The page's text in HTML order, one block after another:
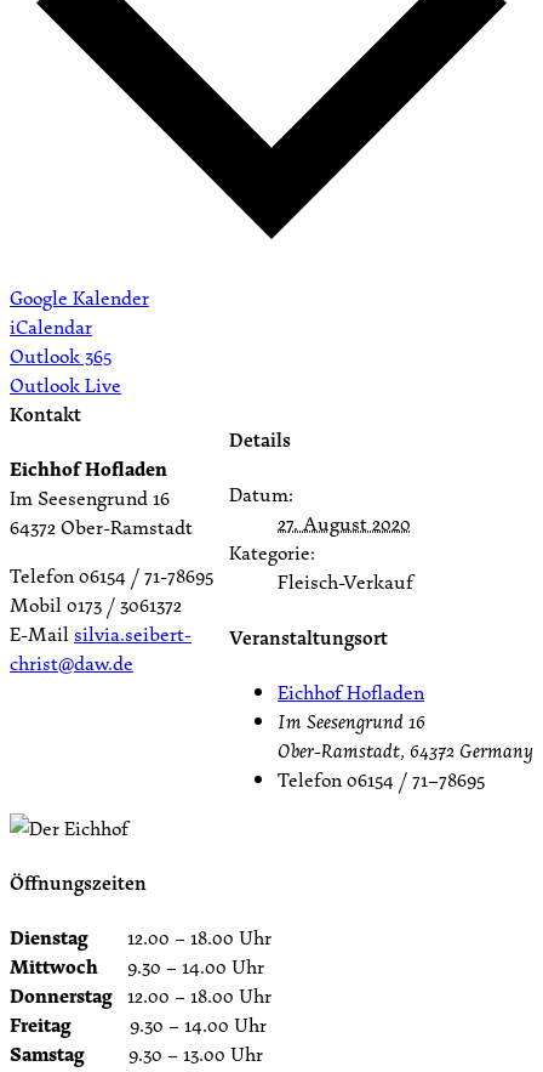
Google Kalender
iCalendar
Outlook 365
Outlook Live
Details
Datum:
27. August 2020
Kategorie:
Fleisch-Verkauf
Veranstaltungsort
Eichhof Hofladen
Im Seesengrund 16
Ober-Ramstadt, 64372 Germany
Telefon06154 / 71–78695
Kontakt
Eichhof Hofladen
Im Seesengrund 16
64372 Ober-Ramstadt
Telefon 06154 / 71-78695
Mobil 0173 / 3061372
E-Mailsilvia.seibert-
christ@daw.de
Öffnungszeiten
Dienstag 12.00 – 18.00 Uhr
Mittwoch 9.30 – 14.00 Uhr
Donnerstag 12.00 – 18.00 Uhr
Freitag 9.30 – 14.00 Uhr
Samstag 9.30 – 13.00 Uhr